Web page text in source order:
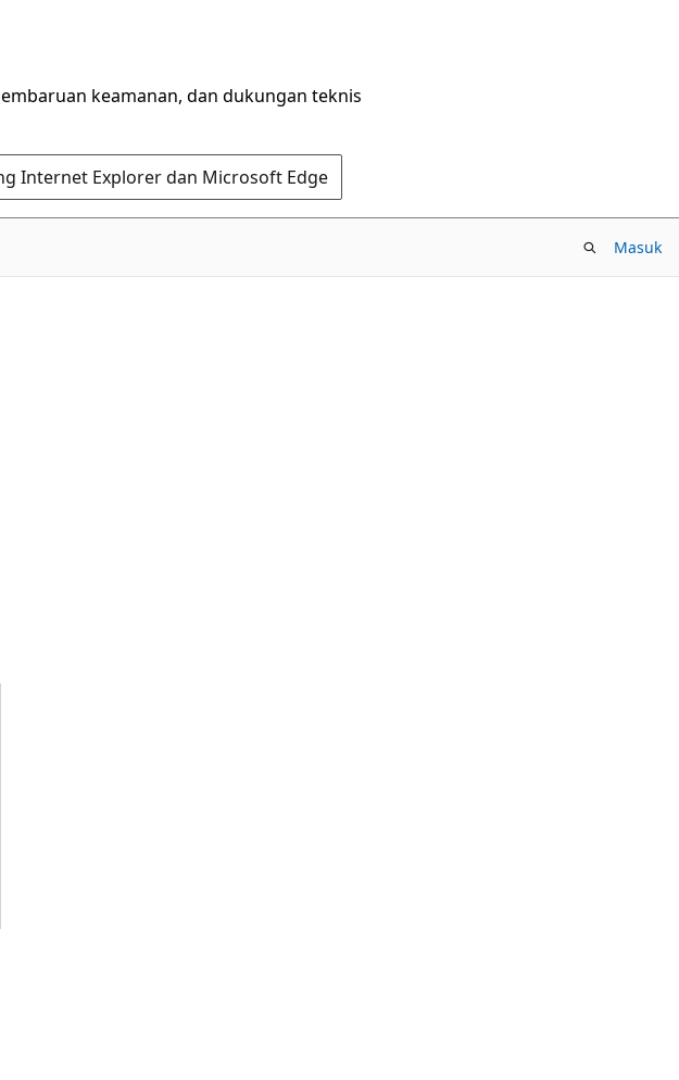
keamanan, dan dukungan teknis
Internet Explorer dan Microsoft Edge
Masuk